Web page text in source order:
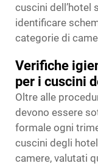
cuscini dell’hotel
identificare
categorie di
Verifiche
per i cuscini
Oltre alle
devono essere
formale ogni
cuscini degli
camere, valutati